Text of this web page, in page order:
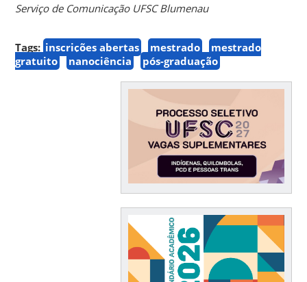
Serviço de Comunicação UFSC Blumenau
Tags: inscrições abertas mestrado
mestrado
gratuito
nanociência pós-graduação